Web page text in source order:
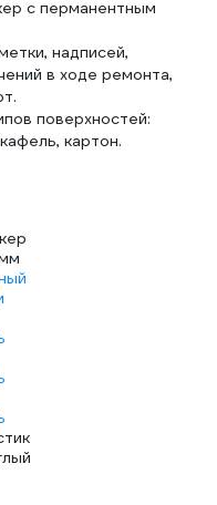
с перманентным
надписей,
в ходе ремонта,
поверхностей:
картон.